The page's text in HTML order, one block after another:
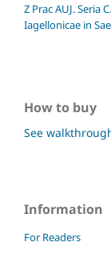
Z Prac AUJ. Seria
Iagellonicae in
How to buy
See
Information
For Readers